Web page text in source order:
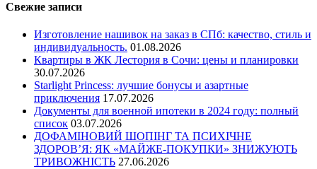
Свежие записи
Изготовление нашивок на заказ в СПб: качество, стиль и
индивидуальность. 01.08.2026
Квартиры в ЖК Лестория в Сочи: цены и планировки
30.07.2026
Starlight Princess: лучшие бонусы и азартные
приключения 17.07.2026
Документы для военной ипотеки в 2024 году: полный
список 03.07.2026
ДОФАМІНОВИЙ ШОПІНГ ТА ПСИХІЧНЕ
ЗДОРОВ’Я: ЯК «МАЙЖЕ-ПОКУПКИ» ЗНИЖУЮТЬ
ТРИВОЖНІСТЬ 27.06.2026